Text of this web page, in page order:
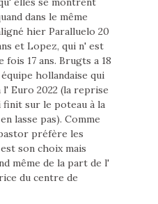
dans le même
hier Paralluelo 20
et Lopez, qui n' est
17 ans. Brugts a 18
hollandaise qui
l' Euro 2022 (la reprise
finit sur le poteau à la
lasse pas). Comme
préfère les
son choix mais
même de la part de l'
du centre de